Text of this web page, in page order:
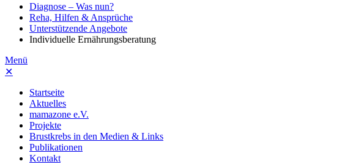
Diagnose – Was nun?
Reha, Hilfen & Ansprüche
Unterstützende Angebote
Individuelle Ernährungsberatung
Menü
✕
Startseite
Aktuelles
mamazone e.V.
Projekte
Brustkrebs in den Medien & Links
Publikationen
Kontakt